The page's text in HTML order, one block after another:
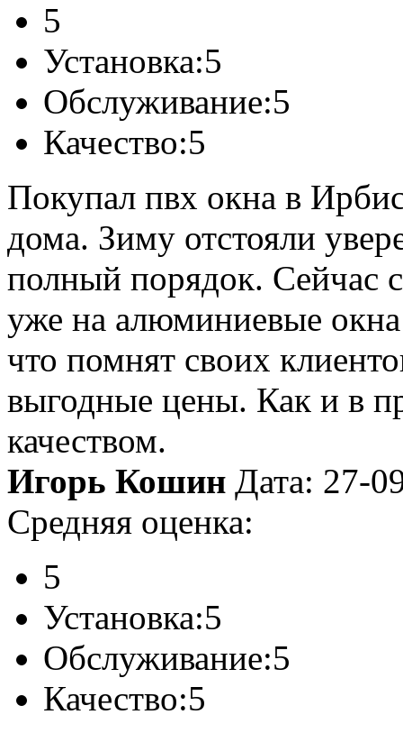
5
Установка:5
Обслуживание:5
Качество:5
Покупал пвх окна в
дома. Зиму отстояли
полный порядок. Сейчас
уже на алюминиевые
что помнят своих
выгодные цены. Как и в
качеством.
Игорь Кошин Дата: 27-
Средняя оценка:
5
Установка:5
Обслуживание:5
Качество:5